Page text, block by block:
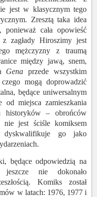
jest w klasycznym tego
Zresztą taka idea
ponieważ cała opowieść
z zagłady Hiroszimy jest
mężczyzny z traumą
między jawą, snem,
Genaprzede wszystkim
mogą doprowadzić
będące uniwersalnym
od miejsca zamieszkania
historyków – obrońców
nie jest ściśle komiksem
go jako
będące odpowiedzią na
jeszcze nie dokonało
Komiks został
w latach: 1976, 1977 i